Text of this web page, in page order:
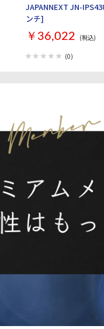
JAPANNEXT JN-
ンチ]
￥36,022 (税込)
(0)